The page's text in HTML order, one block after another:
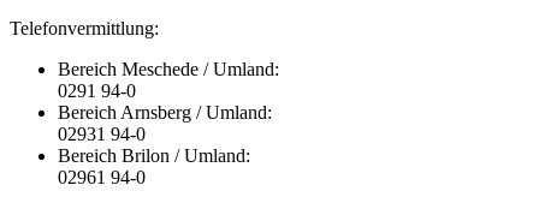
Telefonvermittlung:
Bereich Meschede / Umland:
0291 94-0
Bereich Arnsberg / Umland:
02931 94-0
Bereich Brilon / Umland:
02961 94-0